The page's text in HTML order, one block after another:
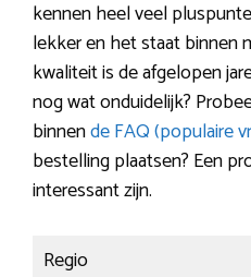
kennen heel veel
lekker en het staat binnen
kwaliteit is de afgelopen
nog wat onduidelijk?
binnende FAQ (populaire
bestelling plaatsen? Een
interessant zijn.
Regio